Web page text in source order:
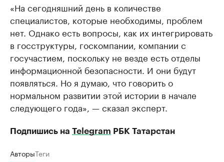
«На сегодняшний день в количестве
специалистов, которые необходимы, проблем
нет. Однако есть вопросы, как их интегрировать
в госструктуры, госкомпании, компании с
госучастием, поскольку не везде есть отделы
информационной безопасности. И они будут
появляться. Но я думаю, что говорить о
нормальном развитии этой истории в начале
следующего года», — сказал эксперт.
Подпишись на Telegram РБК Татарстан
АвторыТеги